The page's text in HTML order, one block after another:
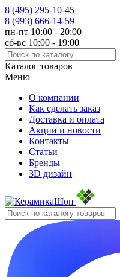
8 (495) 295-10-45
8 (993) 666-14-59
пн-пт 10:00 - 20:00
сб-вс 10:00 - 19:00
Каталог товаров
Меню
О компании
Как сделать заказ
Доставка и оплата
Акции и новости
Контакты
Статьи
Бренды
3D дизайн